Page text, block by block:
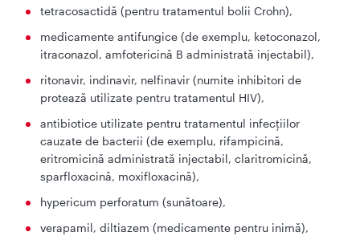
tetracosactidă (pentru tratamentul bolii Crohn),
medicamente antifungice (de exemplu, ketoconazol,
itraconazol, amfotericină B administrată injectabil),
ritonavir, indinavir, nelfinavir (numite inhibitori de
protează utilizate pentru tratamentul HIV),
antibiotice utilizate pentru tratamentul infecţiilor
cauzate de bacterii (de exemplu, rifampicină,
eritromicină administrată injectabil, claritromicină,
sparfloxacină, moxifloxacină),
hypericum perforatum (sunătoare),
verapamil, diltiazem (medicamente pentru inimă),